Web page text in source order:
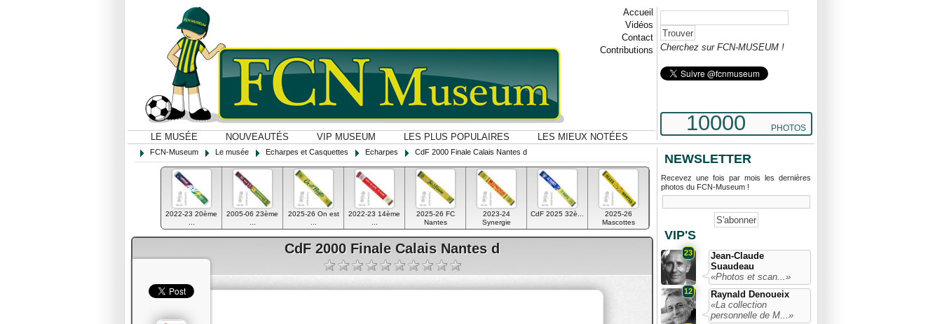
Accueil
Vidéos
Contact
Contributions
LE MUSÉE NOUVEAUTÉS VIP MUSEUM LES PLUS POPULAIRES LES MIEUX NOTÉES
Cherchez sur FCN-MUSEUM !
10000 PHOTOS
FCN-Museum Le musée Echarpes et Casquettes Echarpes CdF 2000 Finale Calais Nantes d
2022-23 20ème
2005-06 23ème
2025-26 On est
2022-23 14ème
2025-26 FC
Nantes
2023-24
Synergie
CdF 2025 32è...
2025-26
Mascottes
CdF 2000 Finale Calais Nantes d
NEWSLETTER
Recevez une fois par mois les dernières
photos du FCN-Museum !
VIP'S
23
Jean-Claude
Suaudeau
«Photos et scan...»
12
Raynald Denoueix
«La collection
personnelle de M...»